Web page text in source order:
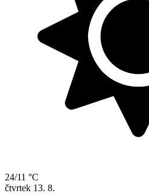
24/11 °C
čtvrtek 13. 8.